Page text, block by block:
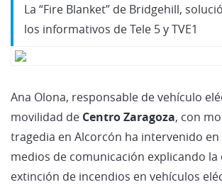
La “Fire Blanket” de Bridgehill,
los informativos de Tele 5 y TVE1
Ana Olona, responsable de vehículo
movilidad de Centro Zaragoza, con
tragedia en Alcorcón ha intervenido
medios de comunicación explicando la
extinción de incendios en vehículos